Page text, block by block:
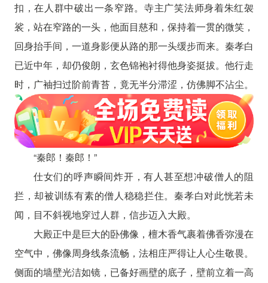
扣，在人群中破出一条窄路。寺主广笑法师身着朱红袈
裟，站在窄路的一头，他面目慈和，保持着一贯的微笑，
回身抬手间，一道身影便从路的那一头缓步而来。秦孝白
已近中年，却仍俊朗，玄色锦袍衬得他身姿挺拔。他行走
时，广袖扫过阶前青苔，竟无半分滞涩，仿佛脚不沾尘。
“秦郎！秦郎！”
仕女们的呼声瞬间炸开，有人甚至想冲破僧人的阻
拦，却被训练有素的僧人稳稳拦住。秦孝白对此恍若未
闻，目不斜视地穿过人群，信步迈入大殿。
大殿正中是巨大的卧佛像，檀木香气裹着佛香弥漫在
空气中，佛像周身线条流畅，法相庄严得让人心生敬畏。
侧面的墙壁光洁如镜，已备好画壁的底子，壁前立着一高